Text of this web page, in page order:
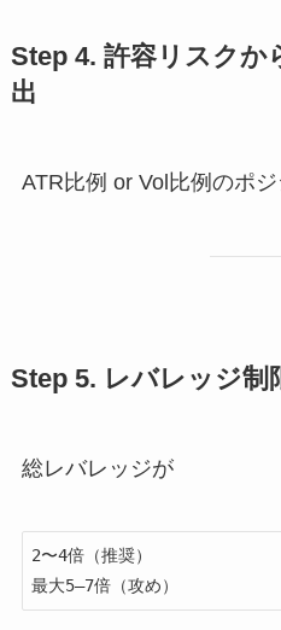
Step 4. 許容リスクか
出
ATR比例 or Vol比例のポジ
Step 5. レバレッジ制
総レバレッジが
2〜4倍（推奨）